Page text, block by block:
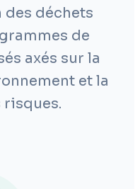
des déchets
de
axés sur la
et la